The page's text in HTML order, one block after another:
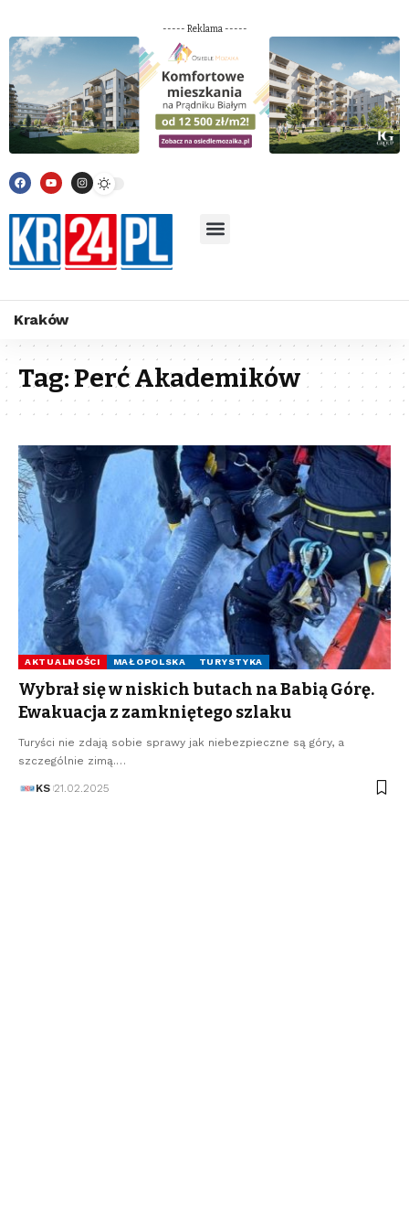
----- Reklama -----
Kraków
Tag:Perć Akademików
AKTUALNOŚCI MAŁOPOLSKA TURYSTYKA
Wybrał się w niskich butach na Babią Górę.
Ewakuacja z zamkniętego szlaku
Turyści nie zdają sobie sprawy jak niebezpieczne są góry, a
szczególnie zimą.…
KS 21.02.2025